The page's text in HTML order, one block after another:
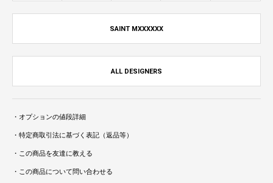
SAINT MXXXXXX
ALL DESIGNERS
・オプションの値段詳細
・特定商取引法に基づく表記（返品等）
・この商品を友達に教える
・この商品について問い合わせる